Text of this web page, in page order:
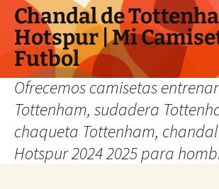
Chandal de
Hotspur | Mi
Futbol
Ofrecemos camisetas
Tottenham, sudadera
chaqueta Tottenham,
Hotspur 2024 2025 para